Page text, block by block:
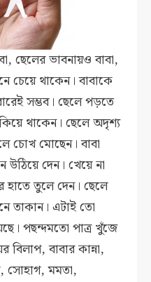
ছেলের ভাবনায়ও বাবা,
চেয়ে থাকেন। বাবাকে
সম্ভব। ছেলে পড়তে
থাকেন। ছেলে অদৃশ্য
চোখ মোছেন। বাবা
উঠিয়ে দেন। খেয়ে না
হাতে তুলে দেন। ছেলে
তাকান। এটাই তো
পছন্দমতো পাত্র খুঁজে
বিলাপ, বাবার কান্না,
মমতা,